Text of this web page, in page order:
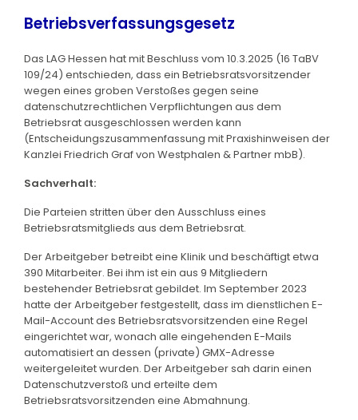
Betriebsverfassungsgesetz
Das LAG Hessen hat mit Beschluss vom 10.3.2025 (16 TaBV
109/24) entschieden, dass ein Betriebsratsvorsitzender
wegen eines groben Verstoßes gegen seine
datenschutzrechtlichen Verpflichtungen aus dem
Betriebsrat ausgeschlossen werden kann
(Entscheidungszusammenfassung mit Praxishinweisen der
Kanzlei Friedrich Graf von Westphalen & Partner mbB).
Sachverhalt:
Die Parteien stritten über den Ausschluss eines
Betriebsratsmitglieds aus dem Betriebsrat.
Der Arbeitgeber betreibt eine Klinik und beschäftigt etwa
390 Mitarbeiter. Bei ihm ist ein aus 9 Mitgliedern
bestehender Betriebsrat gebildet. Im September 2023
hatte der Arbeitgeber festgestellt, dass im dienstlichen E-
Mail-Account des Betriebsratsvorsitzenden eine Regel
eingerichtet war, wonach alle eingehenden E-Mails
automatisiert an dessen (private) GMX-Adresse
weitergeleitet wurden. Der Arbeitgeber sah darin einen
Datenschutzverstoß und erteilte dem
Betriebsratsvorsitzenden eine Abmahnung.